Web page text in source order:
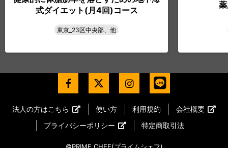
式ダイエット(月4回)コース
東京_23区中央部、他
法人の方はこちら 使い方 利用規約
会社概要
プライバシーポリシー
特定商取引法